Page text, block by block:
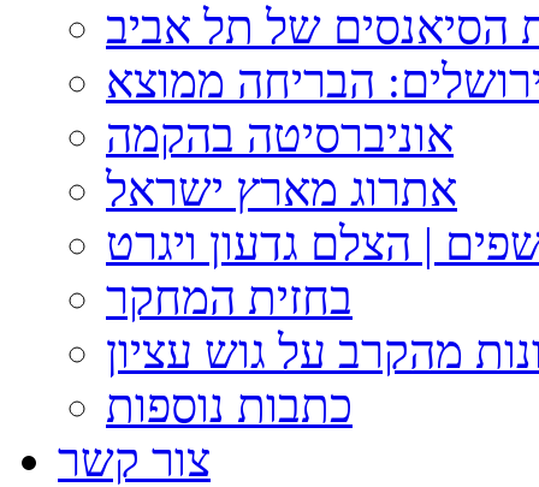
של תל אביב
הבריחה ממוצא
אוניברסיטה בהקמה
אתרוג מארץ ישראל
| הצלם גדעון ויגרט
בחזית המחקר
מהקרב על גוש עציון
כתבות נוספות
צור קשר